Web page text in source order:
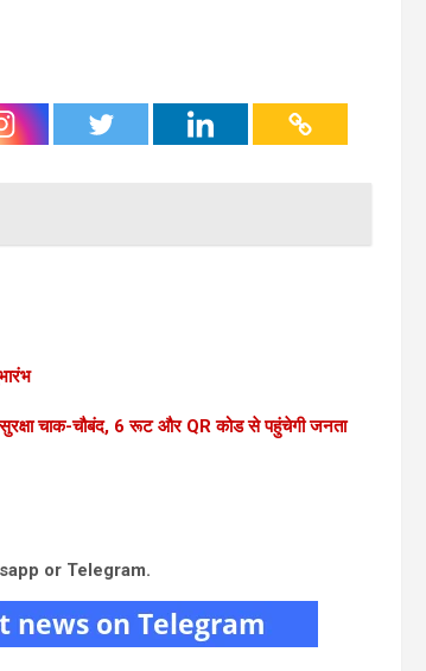
चाक-चौबंद, 6 रूट और QR कोड से पहुंचेगी जनता
or Telegram.